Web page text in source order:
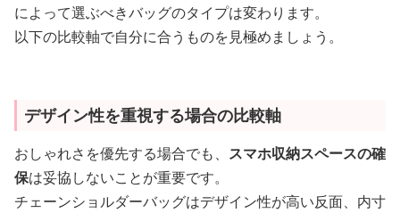
によって選ぶべきバッグのタイプは変わります。
以下の比較軸で自分に合うものを見極めましょう。
デザイン性を重視する場合の比較軸
おしゃれさを優先する場合でも、 スマホ収納スペースの確
保は妥協しないことが重要です。
チェーンショルダーバッグはデザイン性が高い反面、内寸